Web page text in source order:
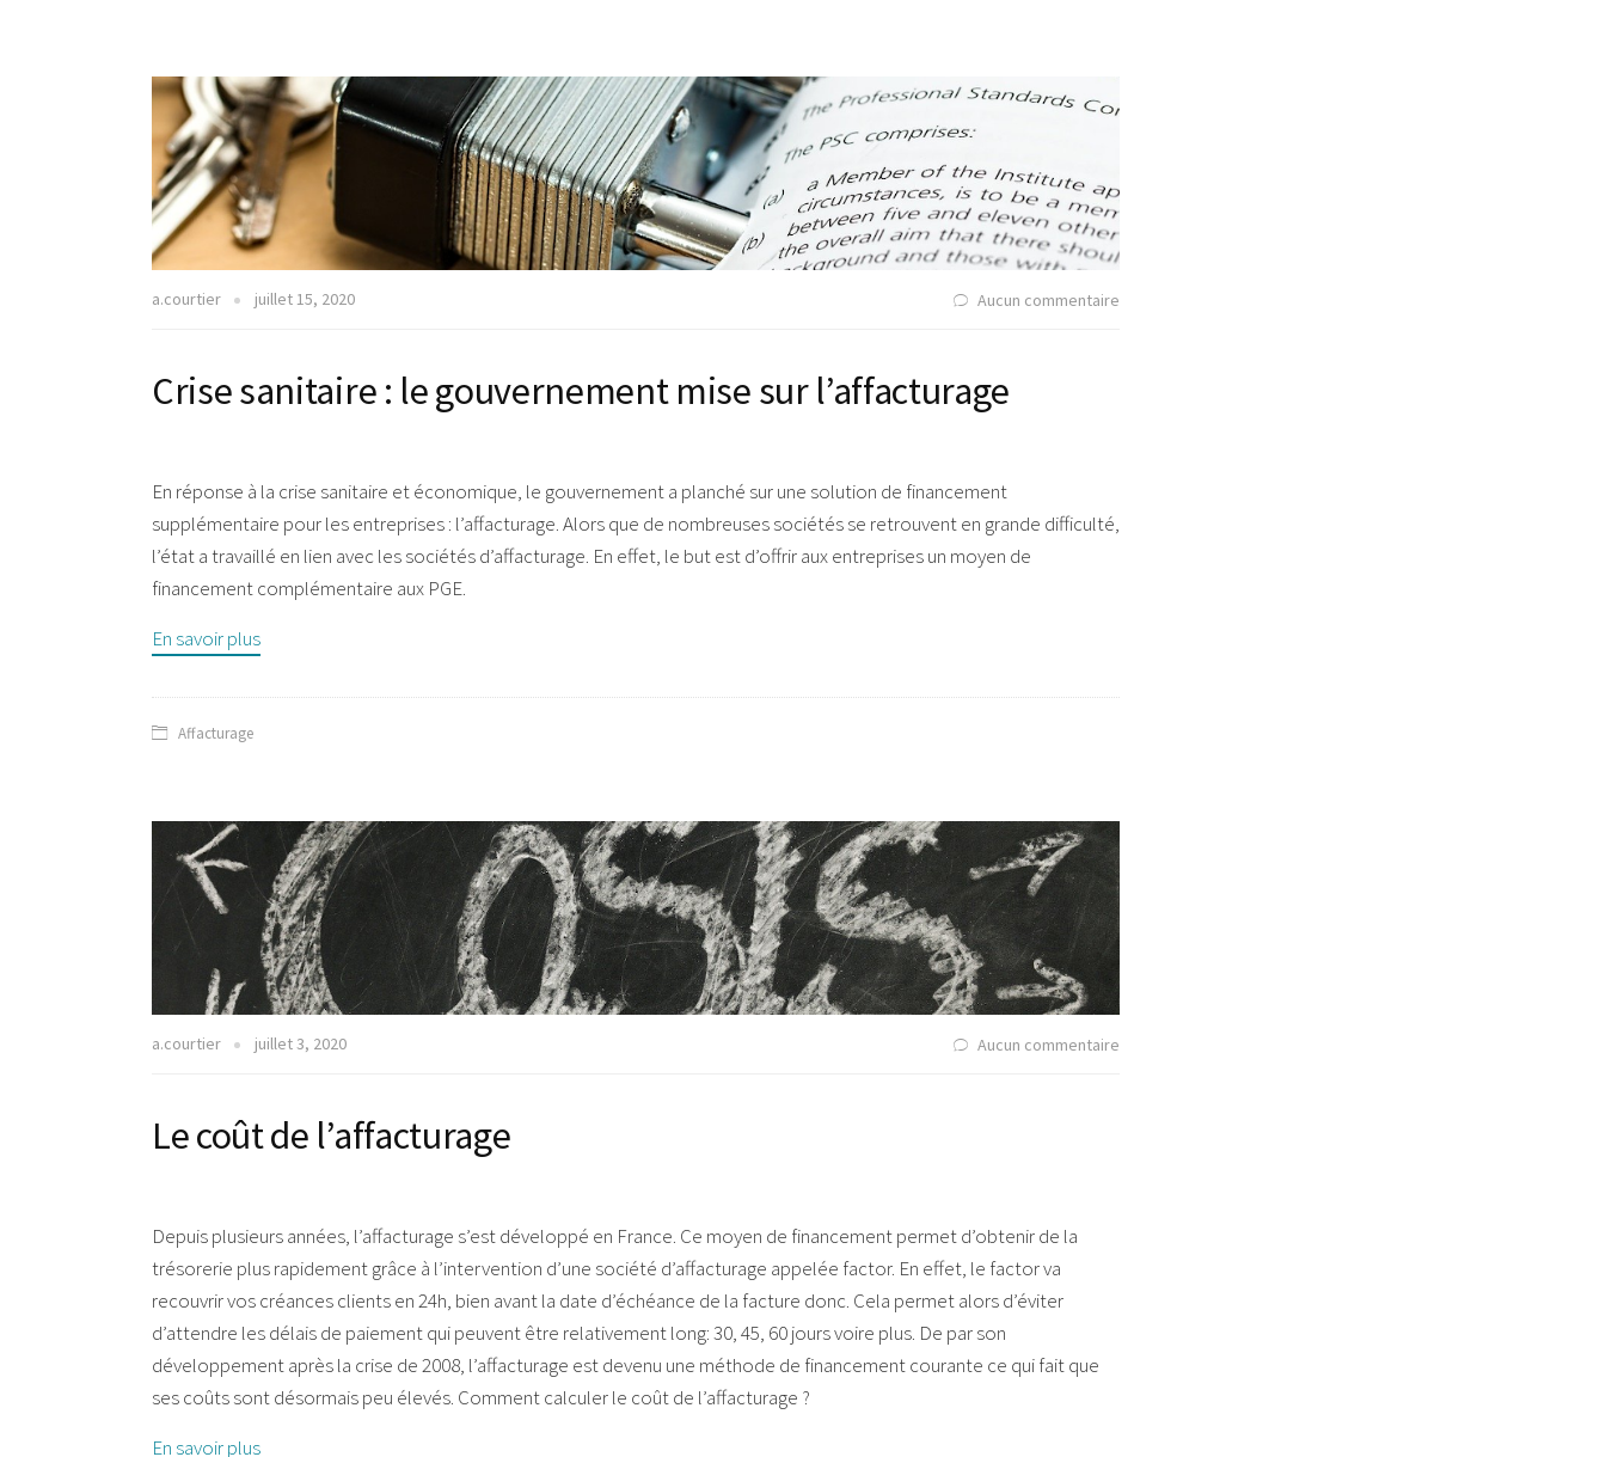
a.courtier juillet 15, 2020 Aucun commentaire
Crise sanitaire : le gouvernement mise sur l’affacturage
En réponse à la crise sanitaire et économique, le gouvernement a planché sur une solution de financement
supplémentaire pour les entreprises : l’affacturage. Alors que de nombreuses sociétés se retrouvent en grande difficulté,
l’état a travaillé en lien avec les sociétés d’affacturage. En effet, le but est d’offrir aux entreprises un moyen de
financement complémentaire aux PGE.
En savoir plus
Affacturage
a.courtier juillet 3, 2020 Aucun commentaire
Le coût de l’affacturage
Depuis plusieurs années, l’affacturage s’est développé en France. Ce moyen de financement permet d’obtenir de la
trésorerie plus rapidement grâce à l’intervention d’une société d’affacturage appelée factor. En effet, le factor va
recouvrir vos créances clients en 24h, bien avant la date d’échéance de la facture donc. Cela permet alors d’éviter
d’attendre les délais de paiement qui peuvent être relativement long: 30, 45, 60 jours voire plus. De par son
développement après la crise de 2008, l’affacturage est devenu une méthode de financement courante ce qui fait que
ses coûts sont désormais peu élevés. Comment calculer le coût de l’affacturage ?
En savoir plus